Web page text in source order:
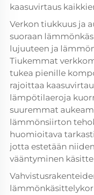
kaasuvirtaus
Verkon tiukkuus ja
suoraan
lujuuteen ja
Tiukemmat
tukea pienille
rajoittaa
lämpötilaeroja
suuremmat
lämmönsiirton
huomioitava
jotta estetään
vääntyminen